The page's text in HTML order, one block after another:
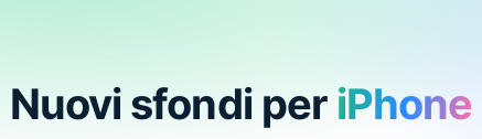
Nuovi sfondi per iPhone